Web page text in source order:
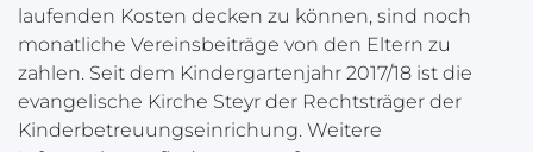
laufenden Kosten decken zu können, sind noch
monatliche Vereinsbeiträge von den Eltern zu
zahlen. Seit dem Kindergartenjahr 2017/18 ist die
evangelische Kirche Steyr der Rechtsträger der
Kinderbetreuungseinrichung. Weitere